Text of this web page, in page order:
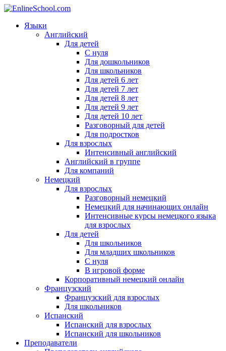
Языки
Английский
Для детей
С нуля
Для дошкольников
Для школьников
Для детей 6 лет
Для детей 7 лет
Для детей 8 лет
Для детей 9 лет
Для детей 10 лет
Разговорный для детей
Для подростков
Для взрослых
Интенсивный английский
Английский в группе
Для компаний
Немецкий
Для взрослых
Разговорный немецкий
Немецкий для начинающих онлайн
Интенсивные курсы немецкого языка
для взрослых
Для детей
Для школьников
Для младших школьников
С нуля
В игровой форме
Корпоративный немецкий онлайн
Французский
Французский для взрослых
Для школьников
Испанский
Испанский для взрослых
Испанский для школьников
Преподаватели